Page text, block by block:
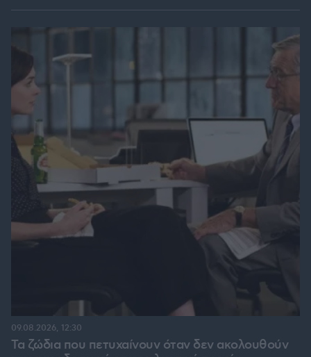
Τα ζώδια που πετυχαίνουν όταν δεν ακολουθούν
09.08.2026, 12:30